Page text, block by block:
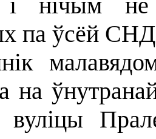
па ўсёй
на
вуліцы